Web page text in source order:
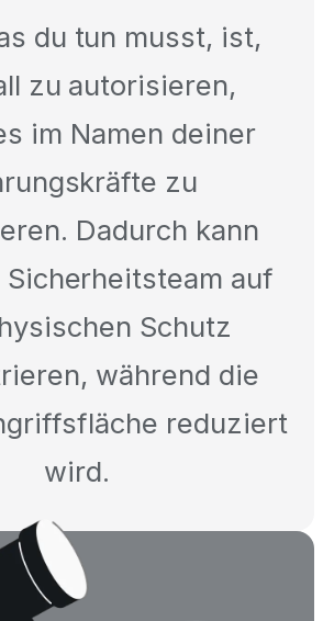
du tun musst, ist,
zu autorisieren,
im Namen deiner
zu
Dadurch kann
auf
Schutz
während die
reduziert
wird.